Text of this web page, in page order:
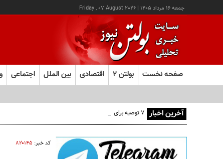
جمعه ۱۶ مرداد ۱۴۰۵ |
Friday , 07 August 2026
صفحه نخست بولتن ۲ اقتصادی بین الملل اجتماعی
آخرین اخبار ۷ توصیه برای آغاز نویسندگی
کد خبر: ۸۲۰۱۴۵